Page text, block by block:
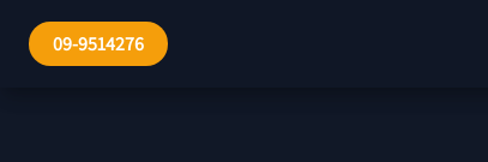
09-9514276